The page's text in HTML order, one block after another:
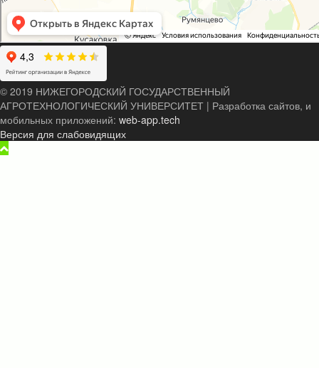
© 2019 НИЖЕГОРОДСКИЙ ГОСУДАРСТВЕННЫЙ
АГРОТЕХНОЛОГИЧЕСКИЙ УНИВЕРСИТЕТ | Разработка сайтов, и
мобильных приложений: web-app.tech
Версия для слабовидящих